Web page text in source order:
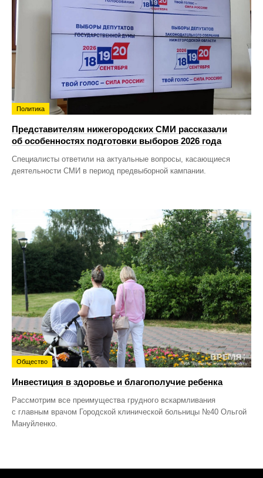
Политика
Представителям нижегородских СМИ рассказали
об особенностях подготовки выборов 2026 года
Специалисты ответили на актуальные вопросы, касающиеся
деятельности СМИ в период предвыборной кампании.
Общество
Инвестиция в здоровье и благополучие ребенка
Рассмотрим все преимущества грудного вскармливания
с главным врачом Городской клинической больницы №40 Ольгой
Мануйленко.